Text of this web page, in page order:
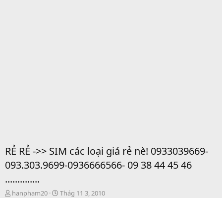
RẺ RẺ ->> SIM các loại giá rẻ nè! 0933039669-
093.303.9699-0936666566- 09 38 44 45 46
..............
T
hanpham20
S
Thág 11 3, 2010